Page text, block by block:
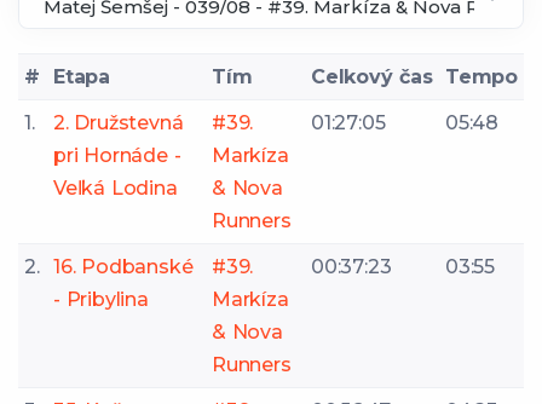
# Etapa Tím Celkový čas Tempo
1.
2. Družstevná
pri Hornáde -
Veľká Lodina
#39.
Markíza
& Nova
Runners
01:27:05 05:48
2. 16. Podbanské
- Pribylina
#39.
Markíza
& Nova
Runners
00:37:23 03:55